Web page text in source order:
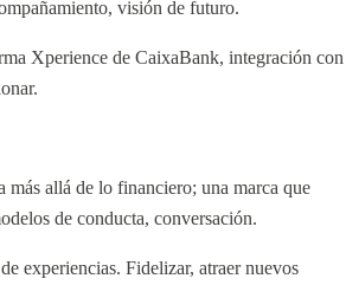
visión de futuro.
Xperience de CaixaBank, integración con
allá de lo financiero; una marca que
de conducta, conversación.
experiencias. Fidelizar, atraer nuevos